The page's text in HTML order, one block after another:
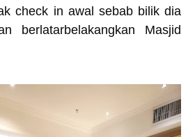
check in awal sebab bilik dia
berlatarbelakangkan Masjid